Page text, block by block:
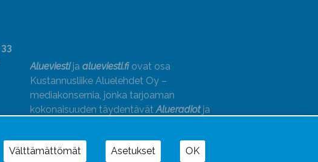
33
Alueviestija alueviesti.fiovat osa
Kustannusliike Aluelehdet Oy –
mediakonsernia, jonka tarjoaman
kokonaisuuden täydentävätAlueradiotja
Välttämättömät Asetukset OK